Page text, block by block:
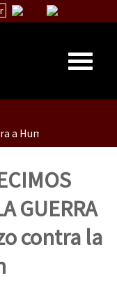
Humanidad”
a Humanidade”(As
(As populações
GUERRA
contra la